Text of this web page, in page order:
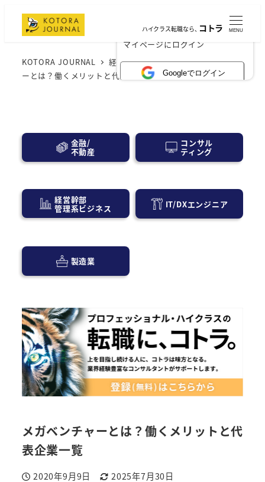
×
マイページにログイン
Googleでログイン
ハイクラス転職なら、コトラ MENU
KOTORA JOURNAL 経営層・事業会社
メガベンチャ
ーとは？働くメリットと代表企業一覧
金融/
不動産
コンサル
ティング
経営幹部
管理系ビジネス IT/DXエンジニア
製造業
メガベンチャーとは？働くメリットと代
表企業一覧
2020年9月9日
2025年7月30日